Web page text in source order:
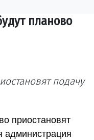
планово
подачу
приостановят
администрация